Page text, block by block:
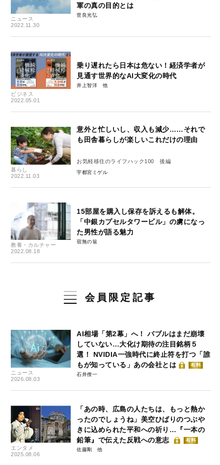
ニュース
2022.11.30
軍の真の目的とは
世良光弘
ビジネス
2022.05.01
乗り遅れたら日本は危ない！経済学者が
見通す世界的なAI大変化の時代
井上智洋
暮らし
2022.11.03
意外と忙しいし、収入も減少……それで
も田舎暮らしが楽しいこれだけの理由
お気軽移住のライフハック100 後編
宇都宮ミゲル
教養・カルチャー
2022.08.18
15部屋を購入し保存を訴えるも解体。
「中銀カプセルタワービル」の虜になっ
た男性が語る魅力
宿無の翁
会員限定記事
ニュース
2026.08.03
AI相場「第2幕」へ！ バブルはまだ崩壊
していない…大化け期待の注目銘柄５
選！ NVIDIA一強時代に終止符を打つ「誰
もが知っている」あの会社とは
有料
石井僚一
エンタメ
2025.08.06
「あの時、広島の人たちは、もっと熱か
ったのでしょうね」美空ひばりのつぶや
きに込められた平和への祈り…『一本の
鉛筆』で伝えた反戦への意志
有料
佐藤剛